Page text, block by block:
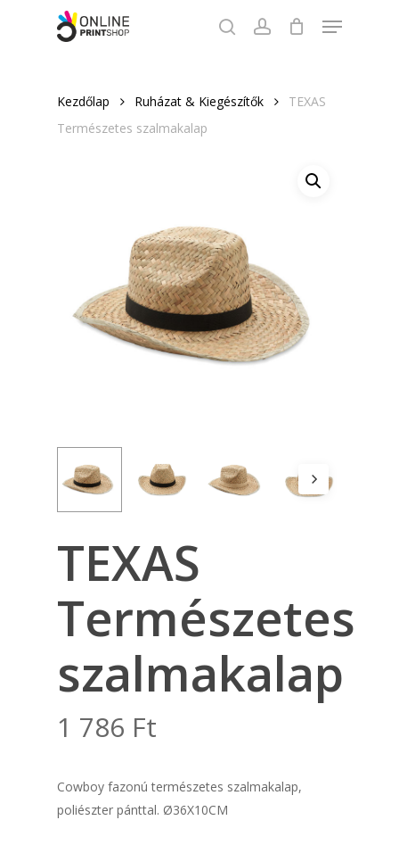
searchaccount
Menu
Kezdőlap Ruházat & Kiegészítők
TEXAS
Természetes szalmakalap
TEXAS
Természetes
szalmakalap
1 786 Ft
Cowboy fazonú természetes szalmakalap,
poliészter pánttal. Ø36X10CM